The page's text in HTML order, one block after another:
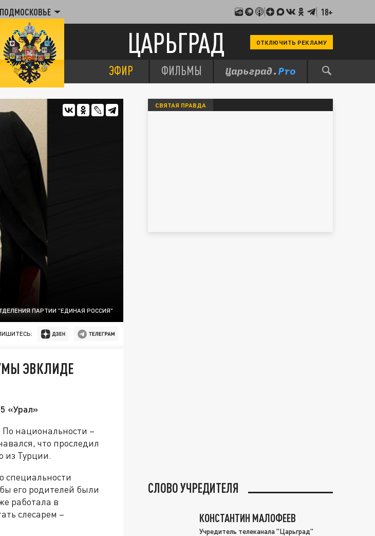
ПОДМОСКОВЬЕ 18+
ЦАРЬГРАД ОТКЛЮЧИТЬ РЕКЛАМУ
ЭФИР ФИЛЬМЫ
ПАРТИИ "ЕДИНАЯ РОССИЯ"
ЭВКЛИДЕ
«Урал»
национальности –
что проследил
из Турции.
специальности
его родителей были
работала в
слесарем –
СВЯТАЯ ПРАВДА
СЛОВО УЧРЕДИТЕЛЯ
КОНСТАНТИН МАЛОФЕЕВ
Учредитель телеканала "Царьград"